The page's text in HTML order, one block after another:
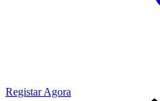
Registar Agora